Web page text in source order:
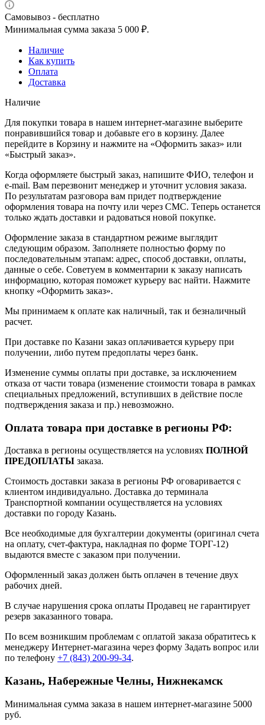
Самовывоз - бесплатно
Минимальная сумма заказа 5 000 ₽.
Наличие
Как купить
Оплата
Доставка
Наличие
Для покупки товара в нашем интернет-магазине выберите
понравившийся товар и добавьте его в корзину. Далее
перейдите в Корзину и нажмите на «Оформить заказ» или
«Быстрый заказ».
Когда оформляете быстрый заказ, напишите ФИО, телефон и
e-mail. Вам перезвонит менеджер и уточнит условия заказа.
По результатам разговора вам придет подтверждение
оформления товара на почту или через СМС. Теперь останется
только ждать доставки и радоваться новой покупке.
Оформление заказа в стандартном режиме выглядит
следующим образом. Заполняете полностью форму по
последовательным этапам: адрес, способ доставки, оплаты,
данные о себе. Советуем в комментарии к заказу написать
информацию, которая поможет курьеру вас найти. Нажмите
кнопку «Оформить заказ».
Мы принимаем к оплате как наличный, так и безналичный
расчет.
При доставке по Казани заказ оплачивается курьеру при
получении, либо путем предоплаты через банк.
Изменение суммы оплаты при доставке, за исключением
отказа от части товара (изменение стоимости товара в рамках
специальных предложений, вступивших в действие после
подтверждения заказа и пр.) невозможно.
Оплата товара при доставке в регионы РФ:
Доставка в регионы осуществляется на условиях ПОЛНОЙ
ПРЕДОПЛАТЫ заказа.
Стоимость доставки заказа в регионы РФ оговаривается с
клиентом индивидуально. Доставка до терминала
Транспортной компании осуществляется на условиях
доставки по городу Казань.
Все необходимые для бухгалтерии документы (оригинал счета
на оплату, счет-фактура, накладная по форме ТОРГ-12)
выдаются вместе с заказом при получении.
Оформленный заказ должен быть оплачен в течение двух
рабочих дней.
В случае нарушения срока оплаты Продавец не гарантирует
резерв заказанного товара.
По всем возникшим проблемам с оплатой заказа обратитесь к
менеджеру Интернет-магазина через форму Задать вопрос или
по телефону +7 (843) 200-99-34.
Казань, Набережные Челны, Нижнекамск
Минимальная сумма заказа в нашем интернет-магазине 5000
руб.